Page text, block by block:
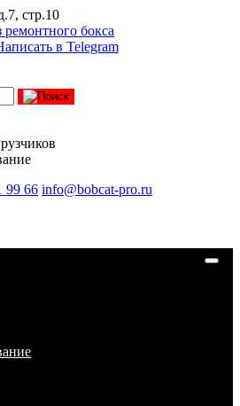
стр.10
99 66 info@bobcat-pro.ru